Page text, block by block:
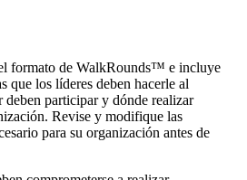
formato de WalkRounds™ e incluye
que los líderes deben hacerle al
deben participar y dónde realizar
Revise y modifique las
para su organización antes de